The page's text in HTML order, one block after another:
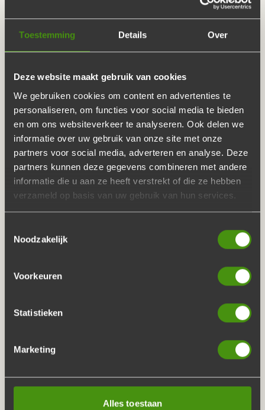
Toestemming Details Over
Deze website maakt gebruik van cookies
We gebruiken cookies om content en advertenties te
personaliseren, om functies voor social media te bieden
en om ons websiteverkeer te analyseren. Ook delen we
informatie over uw gebruik van onze site met onze
partners voor social media, adverteren en analyse. Deze
partners kunnen deze gegevens combineren met andere
informatie die u aan ze heeft verstrekt of die ze hebben
verzameld op basis van uw gebruik van hun services.
Noodzakelijk
Voorkeuren
Statistieken
Marketing
Alles toestaan
servetten
HOLLANDSE AVOND?
STAMPPOTBUFFET!
Zin in een heerlijk stamppotbuffet, bijvoorbeeld voor een
het buffet. Met echte
oer-Hollandse buffetgerechten
STAMPPOTTENBUFFET VAN
VROEGER
Ouderwets genieten van een stamppotbuffetten
traditionele stamppotten bevat het buffet een
ambachtelijk runderstoofpotje met draadjesvlees,